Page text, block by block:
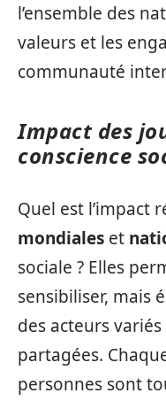
l’ensemble des
valeurs et les
communauté
Impact des
conscience
Quel est l’impact
mondiales et
sociale ? Elles
sensibiliser, mais
des acteurs
partagées.
personnes sont